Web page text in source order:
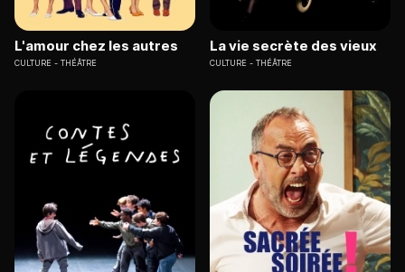
L'amour chez les autres
CULTURE THÉÂTRE
La vie secrète des vieux
CULTURE THÉÂTRE